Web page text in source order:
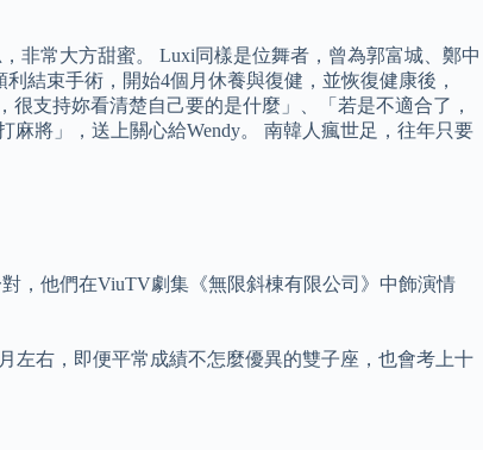
非常大方甜蜜。 Luxi同樣是位舞者，曾為郭富城、鄭中
結束手術，開始4個月休養與復健，並恢復健康後，
支持妳看清楚自己要的是什麼」、「若是不適合了，
將」，送上關心給Wendy。 南韓人瘋世足，往年只要
，他們在ViuTV劇集《無限斜棟有限公司》中飾演情
左右，即便平常成績不怎麼優異的雙子座，也會考上十